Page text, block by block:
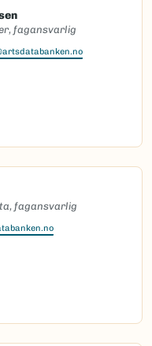
fagansvarlig
fagansvarlig